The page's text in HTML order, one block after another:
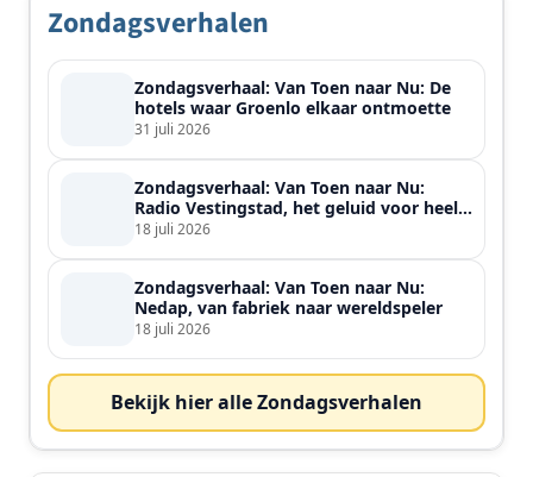
Zondagsverhalen
Zondagsverhaal: Van Toen naar Nu: De
hotels waar Groenlo elkaar ontmoette
31 juli 2026
Zondagsverhaal: Van Toen naar Nu:
Radio Vestingstad, het geluid voor heel
de streek
18 juli 2026
Zondagsverhaal: Van Toen naar Nu:
Nedap, van fabriek naar wereldspeler
18 juli 2026
Bekijk hier alle Zondagsverhalen